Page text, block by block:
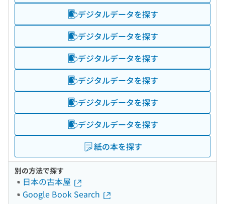
デジタルデータを探す
デジタルデータを探す
デジタルデータを探す
デジタルデータを探す
デジタルデータを探す
デジタルデータを探す
紙の本を探す
別の方法で探す
日本の古本屋
Google Book Search